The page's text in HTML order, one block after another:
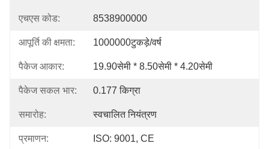
एचएस कोड: 8538900000
आपूर्ति की क्षमता: 1000000टुकड़े/वर्ष
पैकेज आकार: 19.90सेमी * 8.50सेमी * 4.20सेमी
पैकेज सकल भार: 0.177 किग्रा
समारोह: स्वचालित नियंत्रण
प्रमाणन: ISO: 9001, CE